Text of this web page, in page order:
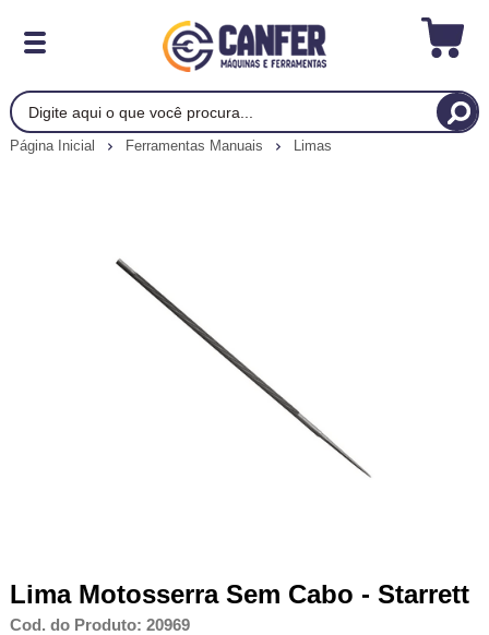
Página Inicial Ferramentas Manuais Limas
Lima Motosserra Sem Cabo - Starrett
Cod. do Produto: 20969